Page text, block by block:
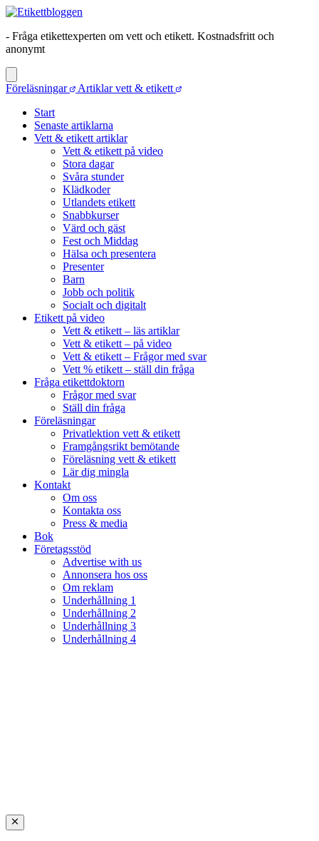
- Fråga etikettexperten om vett och etikett. Kostnadsfritt och
anonymt
Föreläsningar
Artiklar vett & etikett
Start
Senaste artiklarna
Vett & etikett artiklar
Vett & etikett på video
Stora dagar
Svåra stunder
Klädkoder
Utlandets etikett
Snabbkurser
Värd och gäst
Fest och Middag
Hälsa och presentera
Presenter
Barn
Jobb och politik
Socialt och digitalt
Etikett på video
Vett & etikett – läs artiklar
Vett & etikett – på video
Vett & etikett – Frågor med svar
Vett % etikett – ställ din fråga
Fråga etikettdoktorn
Frågor med svar
Ställ din fråga
Föreläsningar
Privatlektion vett & etikett
Framgångsrikt bemötande
Föreläsning vett & etikett
Lär dig mingla
Kontakt
Om oss
Kontakta oss
Press & media
Bok
Företagsstöd
Advertise with us
Annonsera hos oss
Om reklam
Underhållning 1
Underhållning 2
Underhållning 3
Underhållning 4